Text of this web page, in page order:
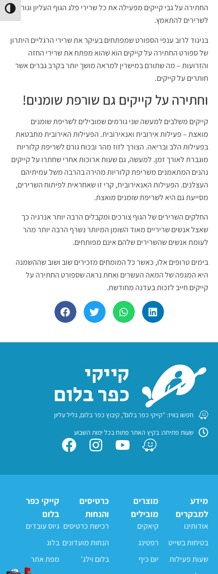
החתירה על גבי קייקים מפעילה את כל שרירי פלג הגוף העליון וגורמת
לשרירים להתאמץ.
בניגוד לרוב ענפי הספורט שמפתחים בעיקר את שרירי הרגליים היתרון
של ספורט החתירה על קייקים הוא שהוא מפתח את שרירי החזה
והזרועות – מה שתורם במישרין למראה מושך יותר בקרב גברים אשר
חותרים על קייקים.
וחתירה על קייקים גם שורפת שומנים!
קייקים משלבים למעשה שני גורמים שמובילים לשריפת שומנים
מואצת – פעילות אירובית ואנאירובית. הפעילות האירובית מתבטאת
בפעילות הלב ובריאה. הצורך לזוז מהר ובכוח גורם לשריפת קלוריות
מוגברת לאורך זמן. למעשה, גם שעות ארוכות אחרי שחתרו על קייקים
נהנים המתאמנים משריפת קלוריות מהירה בהרבה משל עמיתיהם
העצלנים. הפעילות האנאירובית, קרי זו שאחראית לפיתוח השרירים,
מסייעת גם היא לשריפת שומנים מואצת.
החלקים השרירים של הגוף צורכים ומקבלים הרבה יותר אנרגיה כך
שאצל אנשים שריריים מאוד השומן המיותר נשרף הרבה יותר מהר
לעומת אנשים שהשרירים שלהם אינם מפותחים.
בימים טרופים אלו, כאשר כל המומחים מזכירים שוב ושוב שההשמנה
היא המגפה של המאה העשרים ואחת נראה שספורט החתירה על
קייקים חייב לזכות בעדנה מחודשת.
מידע
למבקרים
אודותינו
בטיחות בשייט
שעות פעילות
מוצרים
מובילים
קיאקים
רפטינג
יום כיף
כרטיסים
והנחות
רכישת כרטיסים
הנחות מועדונים
בלום וילג'
קייקי כפר
בלום
גיוס עובדים
בלוג
מפת אתר
חפשו בוויז: "קייקי כפר בלום", קיבוץ כפר בלום, גליל עליון
שעות פתיחה: בקיץ האתר פתוח בכל ימות השבוע